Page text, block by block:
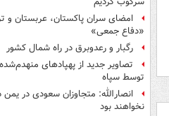
امضای سران پاکستان، عربستان و
«دفاع جمعی»
رگبار و رعدوبرق در راه شمال کشور
تصاویر جدید از پهپادهای منهدم‌شده
توسط سپاه
انصارالله: متجاوزان سعودی در یمن
نخواهند بود